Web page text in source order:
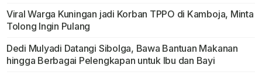
Viral Warga Kuningan jadi Korban TPPO di Kamboja, Minta
Tolong Ingin Pulang
Dedi Mulyadi Datangi Sibolga, Bawa Bantuan Makanan
hingga Berbagai Pelengkapan untuk Ibu dan Bayi